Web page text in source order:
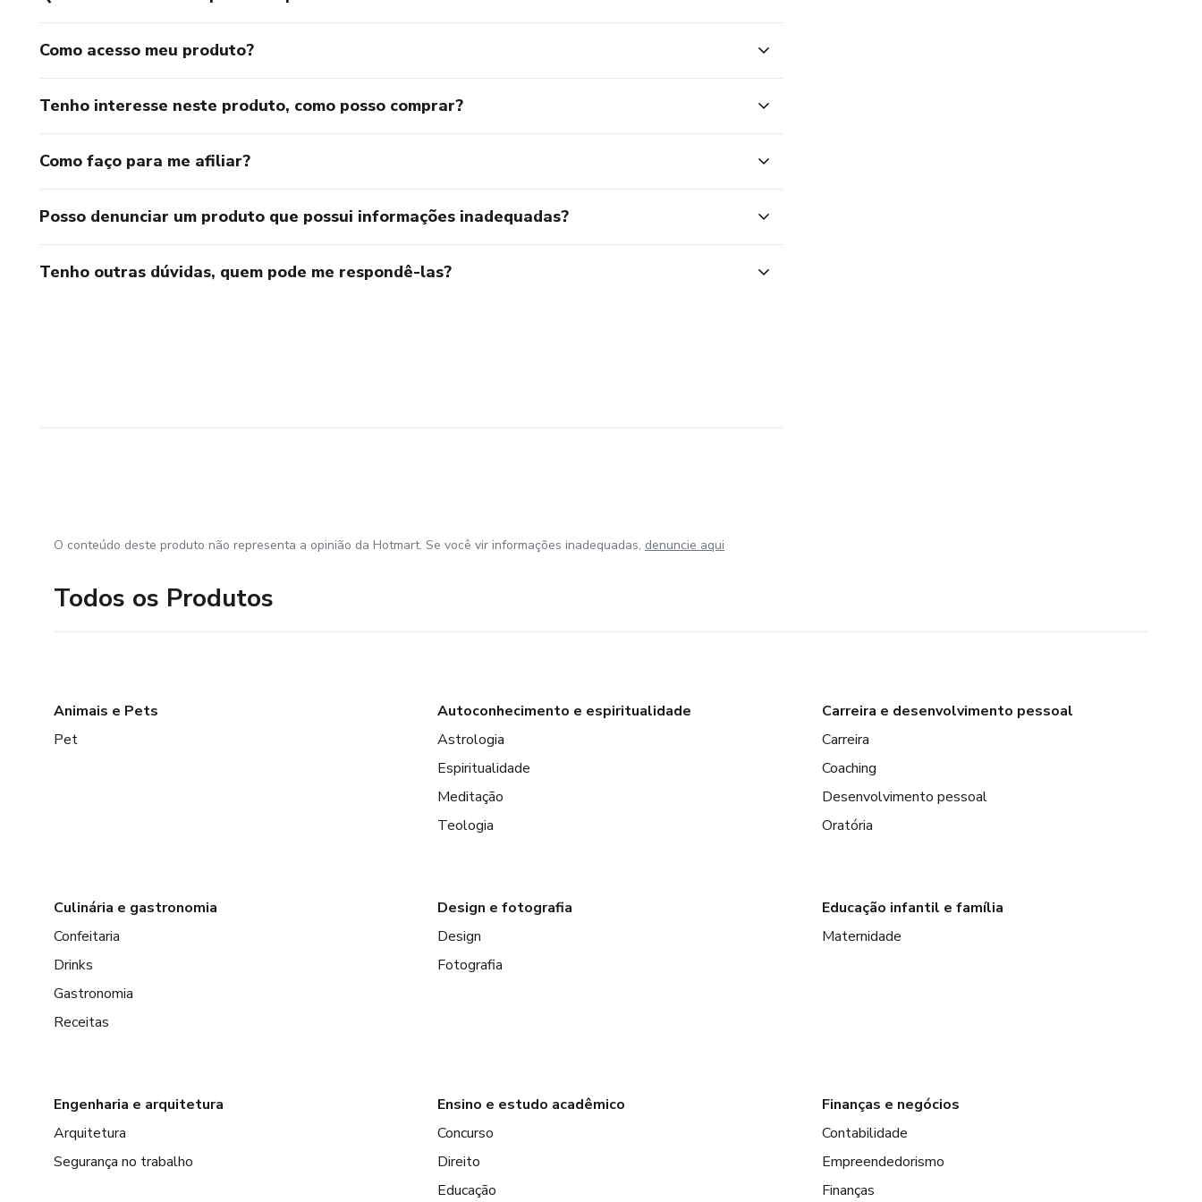
Como acesso meu produto?
Tenho interesse neste produto, como posso comprar?
Como faço para me afiliar?
Posso denunciar um produto que possui informações inadequadas?
Tenho outras dúvidas, quem pode me respondê-las?
O conteúdo deste produto não representa a opinião da Hotmart. Se você vir informações inadequadas, denuncie aqui
Todos os Produtos
Animais e Pets
Pet
Autoconhecimento e espiritualidade
Astrologia
Espiritualidade
Meditação
Teologia
Carreira e desenvolvimento pessoal
Carreira
Coaching
Desenvolvimento pessoal
Oratória
Culinária e gastronomia
Confeitaria
Drinks
Gastronomia
Receitas
Design e fotografia
Design
Fotografia
Educação infantil e família
Maternidade
Engenharia e arquitetura
Arquitetura
Segurança no trabalho
Ensino e estudo acadêmico
Concurso
Direito
Educação
Finanças e negócios
Contabilidade
Empreendedorismo
Finanças